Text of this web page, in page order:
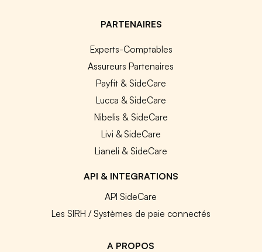
PARTENAIRES
Experts-Comptables
Assureurs Partenaires
Payfit & SideCare
Lucca & SideCare
Nibelis & SideCare
Livi & SideCare
Lianeli & SideCare
API & INTEGRATIONS
API SideCare
Les SIRH / Systèmes de paie connectés
A PROPOS